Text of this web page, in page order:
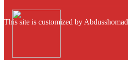
This site is customized by